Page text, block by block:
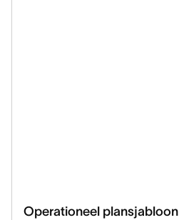
Operationeel plansjabloon